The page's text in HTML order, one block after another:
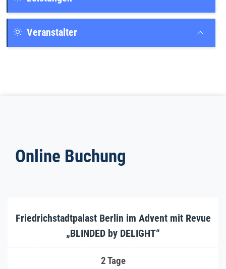
Veranstalter
Online Buchung
Friedrichstadtpalast Berlin im Advent mit Revue
„BLINDED by DELIGHT“
2 Tage